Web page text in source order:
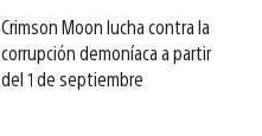
Crimson Moon lucha contra la
corrupción demoníaca a partir
del 1 de septiembre